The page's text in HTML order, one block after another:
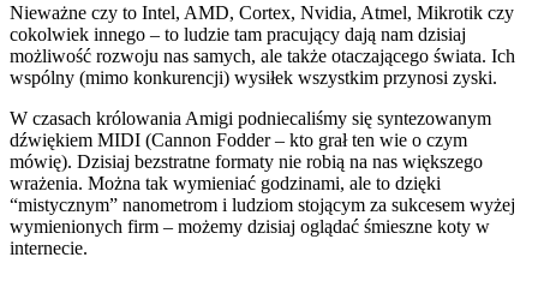
Nieważne czy to Intel, AMD, Cortex, Nvidia, Atmel, Mikrotik czy
cokolwiek innego – to ludzie tam pracujący dają nam dzisiaj
możliwość rozwoju nas samych, ale także otaczającego świata. Ich
wspólny (mimo konkurencji) wysiłek wszystkim przynosi zyski.
W czasach królowania Amigi podniecaliśmy się syntezowanym
dźwiękiem MIDI (Cannon Fodder – kto grał ten wie o czym
mówię). Dzisiaj bezstratne formaty nie robią na nas większego
wrażenia. Można tak wymieniać godzinami, ale to dzięki
“mistycznym” nanometrom i ludziom stojącym za sukcesem wyżej
wymienionych firm – możemy dzisiaj oglądać śmieszne koty w
internecie.